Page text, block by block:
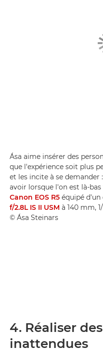
Ása aime insérer des
que l'expérience soit plus
et les incite à se demander
avoir lorsque l'on est là-
Canon EOS R5 équipé
f/2.8L IS II USM à 140 mm,
© Ása Steinars
4. Réaliser
inattendues